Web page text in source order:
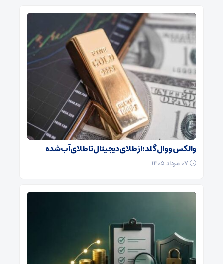
والکس و وال گلد؛ از طلای دیجیتال تا طلای آب شده